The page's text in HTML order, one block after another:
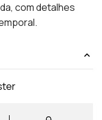
com detalhes